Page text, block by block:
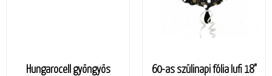
Hungarocell gyöngyös
60-as szülinapi fólia lufi 18"